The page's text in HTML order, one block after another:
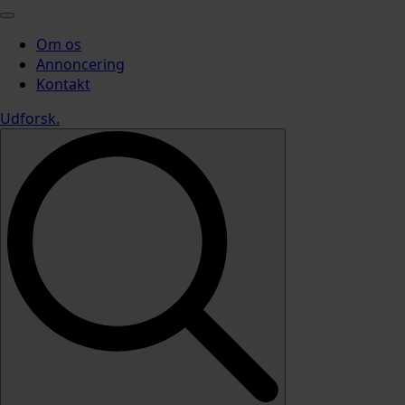
Om os
Annoncering
Kontakt
Udforsk.